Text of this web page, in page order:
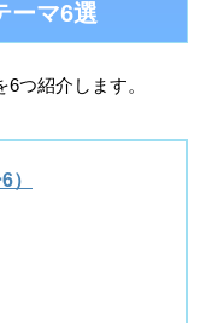
ーマ6選
つ紹介します。
）